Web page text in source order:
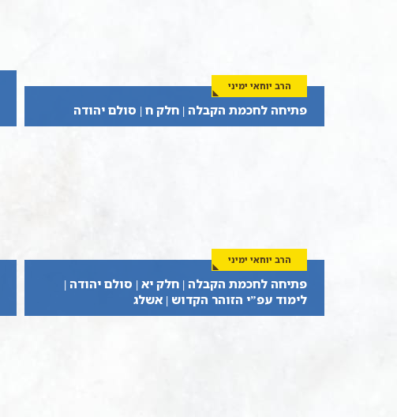
הרב יוחאי ימיני
פתיחה לחכמת הקבלה | חלק ח | סולם יהודה
הרב יוחאי ימיני
פתיחה לחכמת הקבלה | חלק יא | סולם יהודה |
לימוד עפ”י הזוהר הקדוש | אשלג